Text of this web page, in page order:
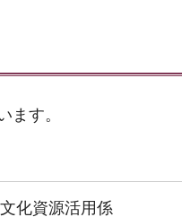
ます。
化資源活用係